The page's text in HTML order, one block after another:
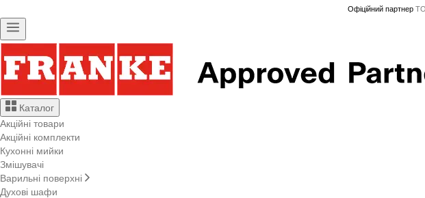
Офіційний партнер
Каталог
Акційні товари
Акційні комплекти
Кухонні мийки
Змішувачі
Варильні поверхні
Духові шафи